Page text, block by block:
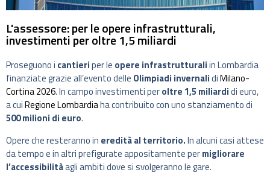
L'assessore: per le opere infrastrutturali,
investimenti per oltre 1,5 miliardi
Proseguono i cantieriper le opere infrastrutturaliin Lombardia
finanziate grazie all’evento delle Olimpiadi invernalidiMilano-
Cortina 2026. In campo investimenti peroltre 1,5 miliardidi euro,
a cuiRegione Lombardiaha contribuito con uno stanziamento di
500 milioni di euro.
Opere che resteranno in eredità al territorio.In alcuni casi attese
da tempo e in altri prefigurate appositamente permigliorare
l’accessibilitàagli ambiti dove si svolgeranno le gare.